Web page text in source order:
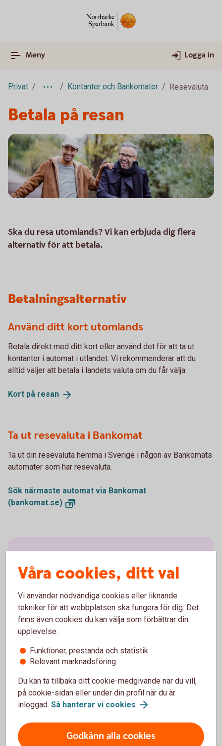
Meny Logga in
Privat Kontanter och Bankomater Resevaluta
Betala på resan
Ska du resa utomlands? Vi kan erbjuda dig flera
alternativ för att betala.
Betalningsalternativ
Använd ditt kort utomlands
Betala direkt med ditt kort eller använd det för att ta ut
kontanter i automat i utlandet. Vi rekommenderar att du
alltid väljer att betala i landets valuta om du får välja.
Kort på resan
Ta ut resevaluta i Bankomat
Ta ut din resevaluta hemma i Sverige i någon av Bankomats
automater som har resevaluta.
Sök närmaste automat via Bankomat
(bankomat.se)
Sätta in pengar
Resevaluta
Våra cookies, ditt val
Vi använder nödvändiga cookies eller liknande
tekniker för att webbplatsen ska fungera för dig. Det
finns även cookies du kan välja som förbättrar din
upplevelse:
Funktioner, prestanda och statistik
Relevant marknadsföring
Du kan ta tillbaka ditt cookie-medgivande när du vill,
på cookie-sidan eller under din profil när du är
inloggad. Så hanterar vi cookies .
Godkänn alla cookies